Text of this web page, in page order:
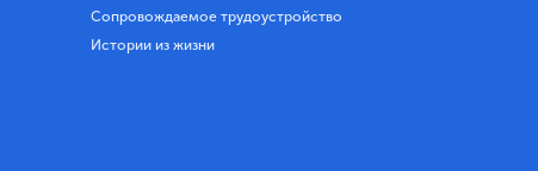
Сопровождаемое трудоустройство
Истории из жизни